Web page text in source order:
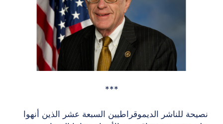
***
نصيحة للناشر الديموقراطيين السبعة عشر الذين أنهوا